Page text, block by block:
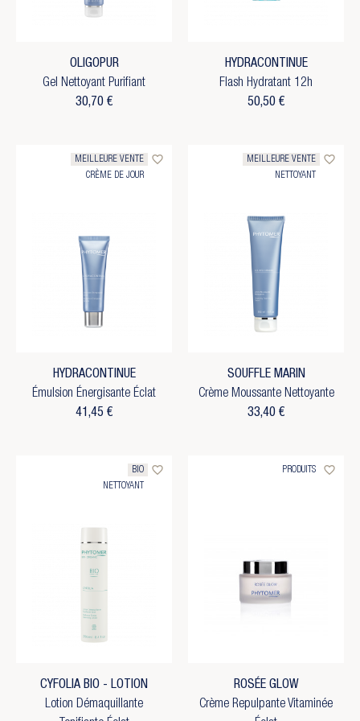
OLIGOPUR
Gel Nettoyant Purifiant
30,70 €
HYDRACONTINUE
Flash Hydratant 12h
50,50 €
MEILLEURE VENTE
CRÈME DE JOUR
favorite_border
HYDRACONTINUE
Émulsion Énergisante Éclat
41,45 €
MEILLEURE VENTE
NETTOYANT
favorite_border
SOUFFLE MARIN
Crème Moussante Nettoyante
33,40 €
BIO
NETTOYANT
favorite_border
CYFOLIA BIO - LOTION
Lotion Démaquillante
PRODUITS favorite_border
ROSÉE GLOW
Crème Repulpante Vitaminée